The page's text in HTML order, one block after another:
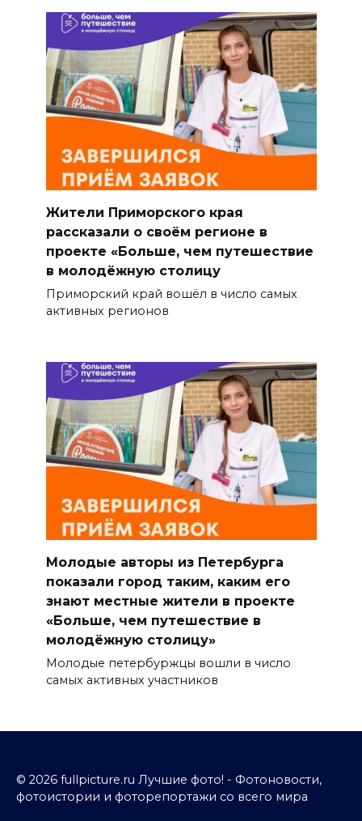
Жители Приморского края
рассказали о своём регионе в
проекте «Больше, чем путешествие
в молодёжную столицу
Приморский край вошёл в число самых
активных регионов
Молодые авторы из Петербурга
показали город таким, каким его
знают местные жители в проекте
«Больше, чем путешествие в
молодёжную столицу»
Молодые петербуржцы вошли в число
самых активных участников
© 2026 fullpicture.ru Лучшие фото! - Фотоновости,
фотоистории и фоторепортажи со всего мира